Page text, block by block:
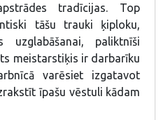
gatavojot dažādus
ķiploku, sāls un saldumu
rokturus u.c. Darbnīcas
un paši izgatavot tāšu
vēstuli uz tāss virsmas.
un pieņem pasūtījumus.
tradīcijas. Top
tāšu trauki ķiploku,
uzglabāšanai, paliktnīši
meistarstiķis ir darbarīku
varēsiet izgatavot
īpašu vēstuli kādam